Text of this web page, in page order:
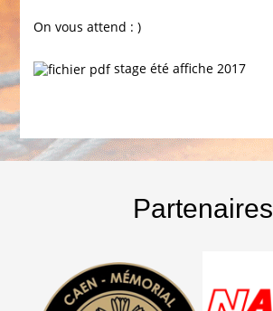
On vous attend : )
stage été affiche 2017
Partenaires